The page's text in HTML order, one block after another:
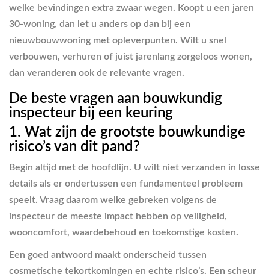
welke bevindingen extra zwaar wegen. Koopt u een jaren
30-woning, dan let u anders op dan bij een
nieuwbouwwoning met opleverpunten. Wilt u snel
verbouwen, verhuren of juist jarenlang zorgeloos wonen,
dan veranderen ook de relevante vragen.
De beste vragen aan bouwkundig
inspecteur bij een keuring
1. Wat zijn de grootste bouwkundige
risico’s van dit pand?
Begin altijd met de hoofdlijn. U wilt niet verzanden in losse
details als er ondertussen een fundamenteel probleem
speelt. Vraag daarom welke gebreken volgens de
inspecteur de meeste impact hebben op veiligheid,
wooncomfort, waardebehoud en toekomstige kosten.
Een goed antwoord maakt onderscheid tussen
cosmetische tekortkomingen en echte risico’s. Een scheur